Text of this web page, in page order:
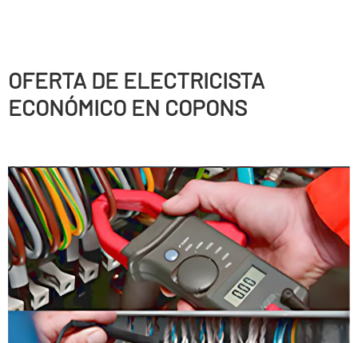
OFERTA DE ELECTRICISTA
ECONÓMICO EN COPONS